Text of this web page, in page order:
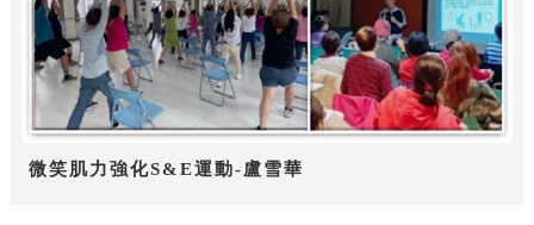
微笑肌力強化S&E運動-盧雪華